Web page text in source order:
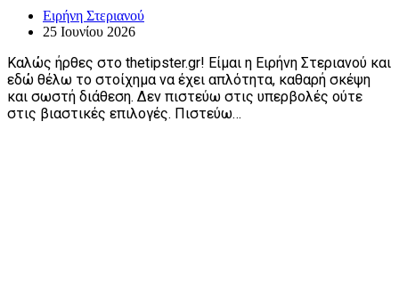
Ειρήνη Στεριανού
25 Ιουνίου 2026
Καλώς ήρθες στο thetipster.gr! Είμαι η Ειρήνη Στεριανού και
εδώ θέλω το στοίχημα να έχει απλότητα, καθαρή σκέψη
και σωστή διάθεση. Δεν πιστεύω στις υπερβολές ούτε
στις βιαστικές επιλογές. Πιστεύω…